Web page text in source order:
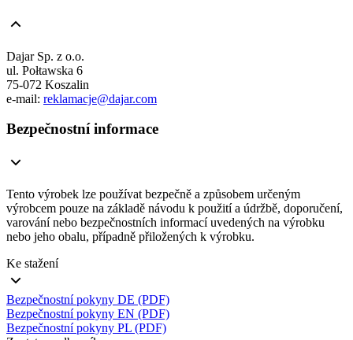
Dajar Sp. z o.o.
ul. Połtawska 6
75-072 Koszalin
e-mail: reklamacje@dajar.com
Bezpečnostní informace
Tento výrobek lze používat bezpečně a způsobem určeným
výrobcem pouze na základě návodu k použití a údržbě, doporučení,
varování nebo bezpečnostních informací uvedených na výrobku
nebo jeho obalu, případně přiložených k výrobku.
Ke stažení
Bezpečnostní pokyny DE (PDF)
Bezpečnostní pokyny EN (PDF)
Bezpečnostní pokyny PL (PDF)